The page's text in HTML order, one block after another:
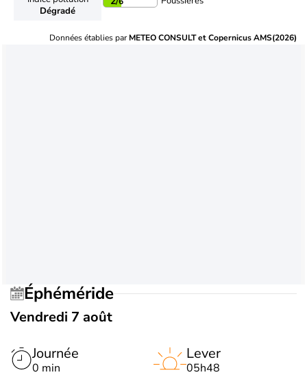
Dégradé
Données établies parMETEO CONSULT et Copernicus AMS(2026)
Éphéméride
Vendredi 7 août
Journée
0 min
Lever
05h48